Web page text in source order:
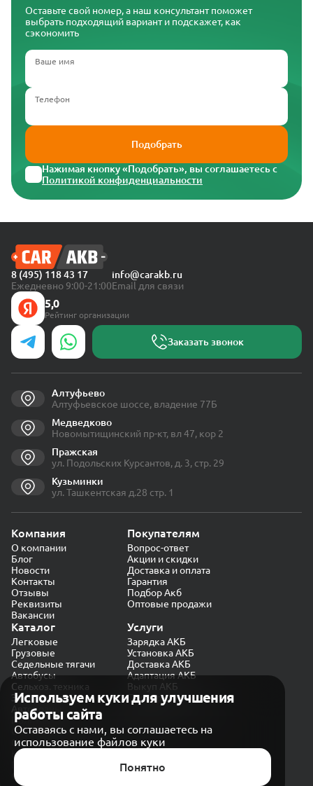
Оставьте свой номер, а наш консультант поможет
выбрать подходящий вариант и подскажет, как
сэкономить
Ваше имя
Телефон
Подобрать
Нажимая кнопку «Подобрать», вы соглашаетесь с
Политикой конфиденциальности
Используем куки для улучшения
работы сайта
Оставаясь с нами, вы соглашаетесь на
использование файлов куки
Понятно
8 (495) 118 43 17
Ежедневно 9:00-21:00
info@carakb.ru
Email для связи
5,0
Рейтинг организации
Заказать звонок
Алтуфьево
Алтуфьевское шоссе, владение 77Б
Медведково
Новомытищинский пр-кт, вл 47, кор 2
Пражская
ул. Подольских Курсантов, д. 3, стр. 29
Кузьминки
ул. Ташкентская д.28 стр. 1
Компания
О компании
Блог
Новости
Контакты
Отзывы
Реквизиты
Вакансии
Покупателям
Вопрос-ответ
Акции и скидки
Доставка и оплата
Гарантия
Подбор Акб
Оптовые продажи
Каталог
Легковые
Грузовые
Седельные тягачи
Автобусы
Сельхоз. техника
Экскаваторы
Автокраны
Услуги
Зарядка АКБ
Установка АКБ
Доставка АКБ
Адаптация АКБ
Выкуп АКБ
Проверка генератора
Политика конфиденциальности
Обработка персональных данных
Согласие на обработку в «Яндекс.Метрика»
Карта сайта
© CARAKB 2026. Все права защищены